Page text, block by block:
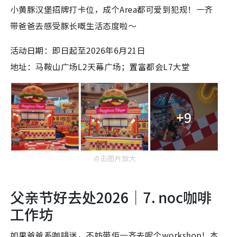
小黄豚汉堡招牌打卡位，成个Area都可爱到犯规！一齐
带爸爸去感受豚长嘅生活态度啦～
活动日期：即日起至2026年6月21日
地址：马鞍山广场L2天幕广场；置富都会L7大堂
+9
点击图片放大
父亲节好去处2026｜7. noc咖啡
工作坊